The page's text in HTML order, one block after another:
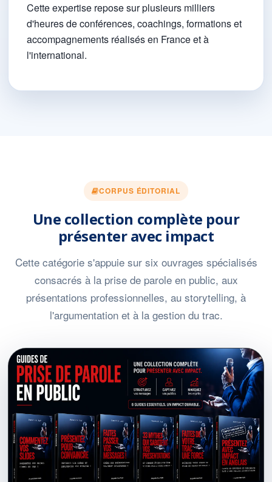
Cette expertise repose sur plusieurs milliers
d'heures de conférences, coachings, formations et
accompagnements réalisés en France et à
l'international.
CORPUS ÉDITORIAL
Une collection complète pour
présenter avec impact
Cette catégorie s'appuie sur six ouvrages spécialisés
consacrés à la prise de parole en public, aux
présentations professionnelles, au storytelling, à
l'argumentation et à la gestion du trac.